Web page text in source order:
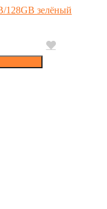
128GB зелёный